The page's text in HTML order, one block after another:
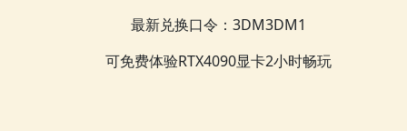
最新兑换口令：3DM3DM1
可免费体验RTX4090显卡2小时畅玩